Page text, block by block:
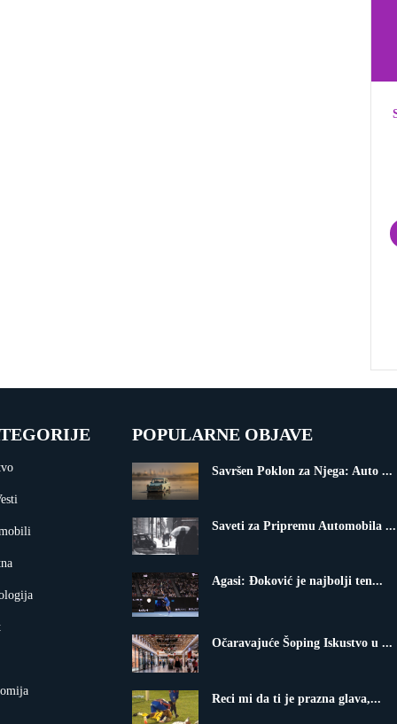
POPULARNE OBJAVE
Savršen Poklon za Njega: Auto ...
Saveti za Pripremu Automobila ...
Agasi: Đoković je najbolji ten...
Očaravajuće Šoping Iskustvo u ...
Reci mi da ti je prazna glava,...